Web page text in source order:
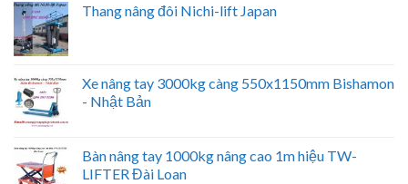
Thang nâng đôi Nichi-lift Japan
Xe nâng tay 3000kg càng 550x1150mm Bishamon
- Nhật Bản
Bàn nâng tay 1000kg nâng cao 1m hiệu TW-
LIFTER Đài Loan